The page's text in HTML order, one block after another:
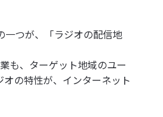
一つが、「ラジオの配信地
も、ターゲット地域のユー
の特性が、インターネット